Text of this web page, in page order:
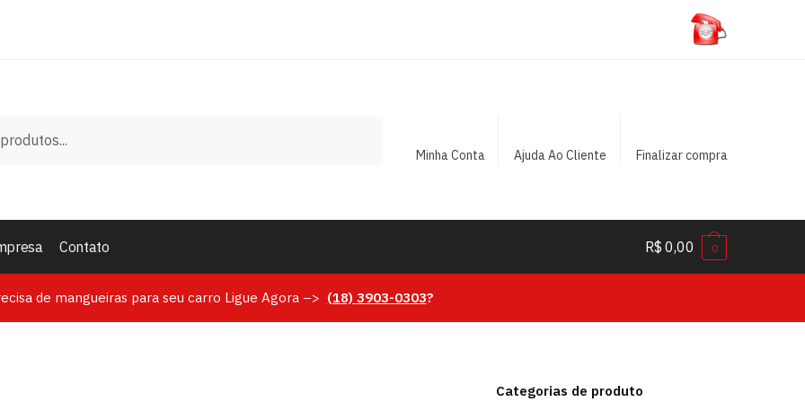
Minha Conta Ajuda Ao Cliente Finalizar compra
Contato R$ 0,00 0
de mangueiras para seu carro Ligue Agora –> (18) 3903-0303?
Categorias de produto